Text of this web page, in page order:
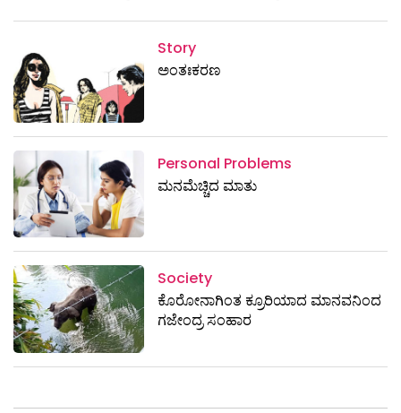
Story
ಅಂತಃಕರಣ
Personal Problems
ಮನಮೆಚ್ಚಿದ ಮಾತು
Society
ಕೊರೋನಾಗಿಂತ ಕ್ರೂರಿಯಾದ ಮಾನವನಿಂದ
ಗಜೇಂದ್ರ ಸಂಹಾರ